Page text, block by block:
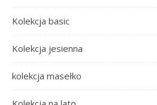
Kolekcja basic
Kolekcja jesienna
kolekcja masełko